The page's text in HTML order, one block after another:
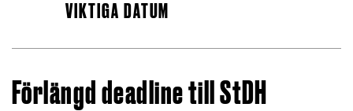
VIKTIGA DATUM
Förlängd deadline till StDH